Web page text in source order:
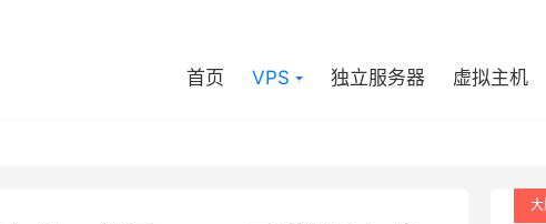
首页 VPS 独立服务器 虚拟主机